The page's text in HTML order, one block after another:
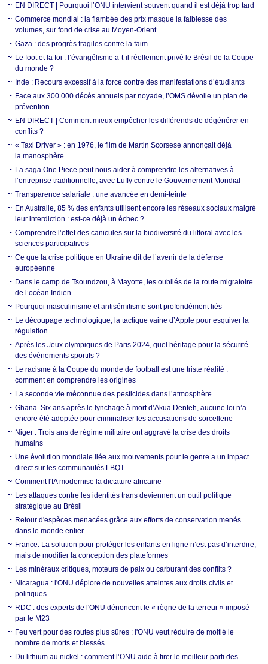
EN DIRECT | Pourquoi l’ONU intervient souvent quand il est déjà trop tard
Commerce mondial : la flambée des prix masque la faiblesse des
volumes, sur fond de crise au Moyen-Orient
Gaza : des progrès fragiles contre la faim
Le foot et la foi : l’évangélisme a-t-il réellement privé le Brésil de la Coupe
du monde ?
Inde : Recours excessif à la force contre des manifestations d’étudiants
Face aux 300 000 décès annuels par noyade, l’OMS dévoile un plan de
prévention
EN DIRECT | Comment mieux empêcher les différends de dégénérer en
conflits ?
« Taxi Driver » : en 1976, le film de Martin Scorsese annonçait déjà
la manosphère
La saga One Piece peut nous aider à comprendre les alternatives à
l’entreprise traditionnelle, avec Luffy contre le Gouvernement Mondial
Transparence salariale : une avancée en demi-teinte
En Australie, 85 % des enfants utilisent encore les réseaux sociaux malgré
leur interdiction : est-ce déjà un échec ?
Comprendre l’effet des canicules sur la biodiversité du littoral avec les
sciences participatives
Ce que la crise politique en Ukraine dit de l’avenir de la défense
européenne
Dans le camp de Tsoundzou, à Mayotte, les oubliés de la route migratoire
de l’océan Indien
Pourquoi masculinisme et antisémitisme sont profondément liés
Le découpage technologique, la tactique vaine d’Apple pour esquiver la
régulation
Après les Jeux olympiques de Paris 2024, quel héritage pour la sécurité
des évènements sportifs ?
Le racisme à la Coupe du monde de football est une triste réalité :
comment en comprendre les origines
La seconde vie méconnue des pesticides dans l’atmosphère
Ghana. Six ans après le lynchage à mort d’Akua Denteh, aucune loi n’a
encore été adoptée pour criminaliser les accusations de sorcellerie
Niger : Trois ans de régime militaire ont aggravé la crise des droits
humains
Une évolution mondiale liée aux mouvements pour le genre a un impact
direct sur les communautés LBQT
Comment l'IA modernise la dictature africaine
Les attaques contre les identités trans deviennent un outil politique
stratégique au Brésil
Retour d'espèces menacées grâce aux efforts de conservation menés
dans le monde entier
France. La solution pour protéger les enfants en ligne n’est pas d’interdire,
mais de modifier la conception des plateformes
Les minéraux critiques, moteurs de paix ou carburant des conflits ?
Nicaragua : l'ONU déplore de nouvelles atteintes aux droits civils et
politiques
RDC : des experts de l'ONU dénoncent le « règne de la terreur » imposé
par le M23
Feu vert pour des routes plus sûres : l'ONU veut réduire de moitié le
nombre de morts et blessés
Du lithium au nickel : comment l’ONU aide à tirer le meilleur parti des